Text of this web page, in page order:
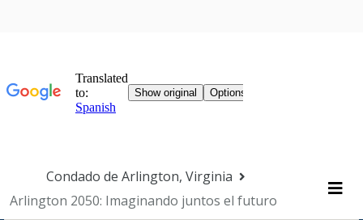
Condado de Arlington, Virginia
Arlington 2050: Imaginando juntos el futuro